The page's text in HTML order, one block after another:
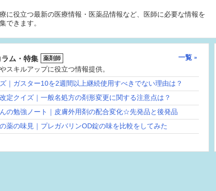
に役立つ最新の医療情報・医薬品情報など、医師に必要な情報を
できます。
ム・特集 薬剤師
一覧
スキルアップに役立つ情報提供。
｜ガスター10を2週間以上継続使用すべきでない理由は？
定クイズ｜一般名処方の剤形変更に関する注意点は？
の勉強ノート｜皮膚外用剤の配合変化☆先発品と後発品
薬の味見｜プレガバリンOD錠の味を比較をしてみた